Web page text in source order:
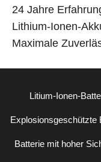
24 Jahre
Lithium-Ionen-
Maximale
Litium-Ionen-
Explosionsgeschützte
Batterie mit hoher